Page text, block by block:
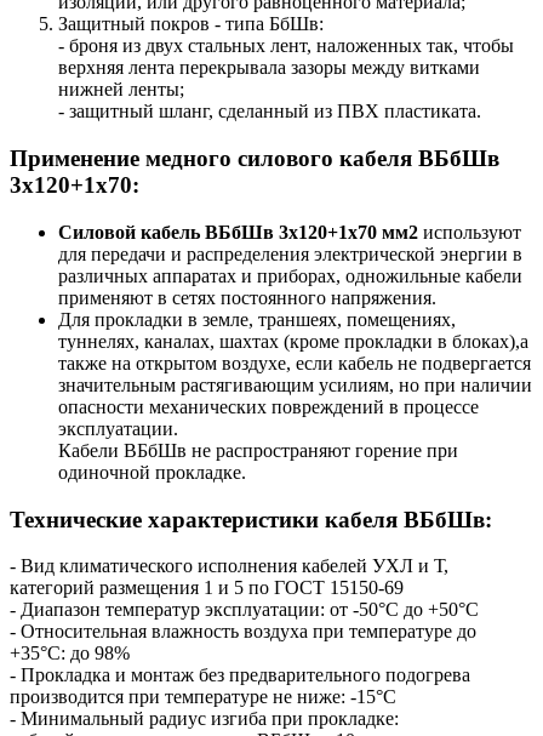
Защитный покров - типа БбШв:
- броня из двух стальных лент, наложенных так, чтобы
верхняя лента перекрывала зазоры между витками
нижней ленты;
- защитный шланг, сделанный из ПВХ пластиката.
Применение медного силового кабеля ВБбШв
3х120+1х70:
Силовой кабель ВБбШв 3х120+1х70 мм2 используют
для передачи и распределения электрической энергии в
различных аппаратах и приборах, одножильные кабели
применяют в сетях постоянного напряжения.
Для прокладки в земле, траншеях, помещениях,
туннелях, каналах, шахтах (кроме прокладки в блоках),а
также на открытом воздухе, если кабель не подвергается
значительным растягивающим усилиям, но при наличии
опасности механических повреждений в процессе
эксплуатации.
Кабели ВБбШв не распространяют горение при
одиночной прокладке.
Технические характеристики кабеля ВБбШв:
- Вид климатического исполнения кабелей УХЛ и Т,
категорий размещения 1 и 5 по ГОСТ 15150-69
- Диапазон температур эксплуатации: от -50°С до +50°С
- Относительная влажность воздуха при температуре до
+35°С: до 98%
- Прокладка и монтаж без предварительного подогрева
производится при температуре не ниже: -15°С
- Минимальный радиус изгиба при прокладке: